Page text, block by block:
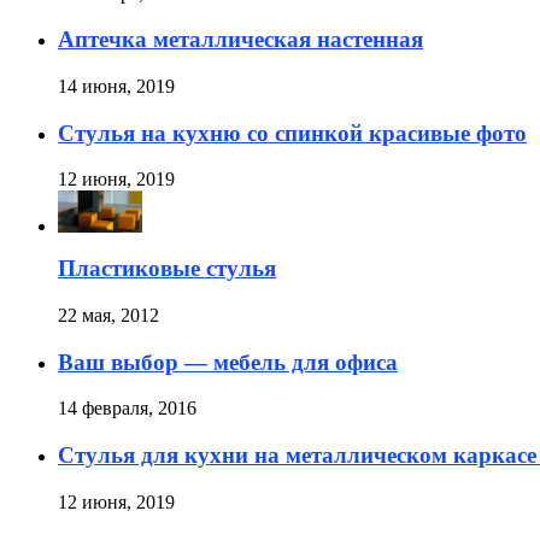
Аптечка металлическая настенная
14 июня, 2019
Стулья на кухню со спинкой красивые фото
12 июня, 2019
Пластиковые стулья
22 мая, 2012
Ваш выбор — мебель для офиса
14 февраля, 2016
Стулья для кухни на металлическом
12 июня, 2019